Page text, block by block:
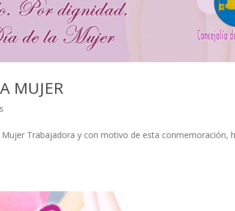
MUJER
Trabajadora y con motivo de esta conmemoración,